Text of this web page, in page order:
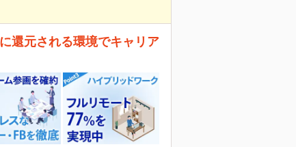
還元される環境でキャリア